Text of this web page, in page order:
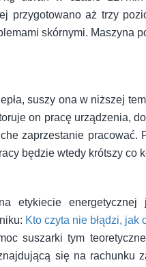
przygotowano aż trzy
skórnymi. Maszyna
suszy ona w niższej
on pracę urządzenia,
zaprzestanie pracować.
będzie wtedy krótszy co
etykiecie
Kto czyta nie błądzi,
suszarki tym
się na rachunku